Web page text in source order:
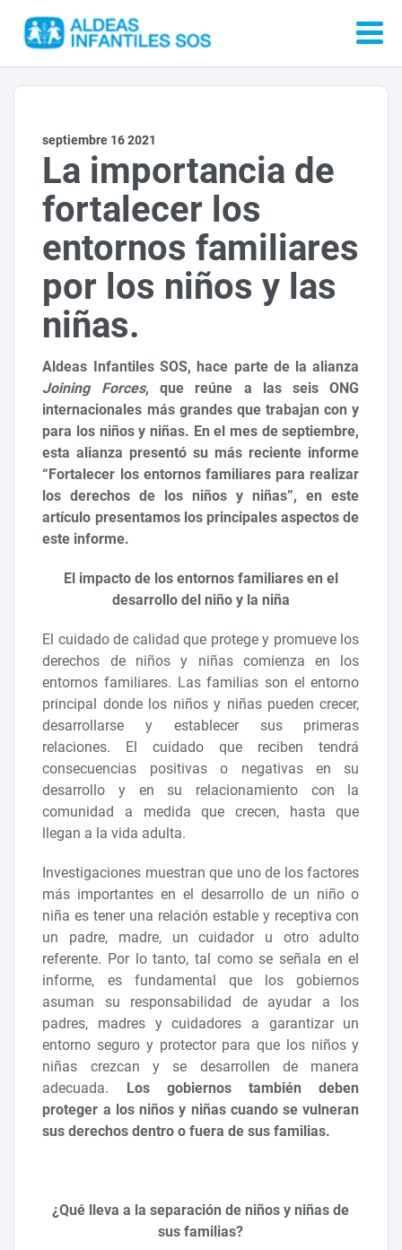
septiembre 16 2021
La importancia de
fortalecer los
entornos familiares
por los niños y las
niñas.
Aldeas Infantiles SOS, hace parte de la alianza
Joining Forces, que reúne a las seis ONG
internacionales más grandes que trabajan con y
para los niños y niñas. En el mes de septiembre,
esta alianza presentó su más reciente informe
“Fortalecer los entornos familiares para realizar
los derechos de los niños y niñas”, en este
artículo presentamos los principales aspectos de
este informe.
El impacto de los entornos familiares en el
desarrollo del niño y la niña
El cuidado de calidad que protege y promueve los
derechos de niños y niñas comienza en los
entornos familiares. Las familias son el entorno
principal donde los niños y niñas pueden crecer,
desarrollarse y establecer sus primeras
relaciones. El cuidado que reciben tendrá
consecuencias positivas o negativas en su
desarrollo y en su relacionamiento con la
comunidad a medida que crecen, hasta que
llegan a la vida adulta.
Investigaciones muestran que uno de los factores
más importantes en el desarrollo de un niño o
niña es tener una relación estable y receptiva con
un padre, madre, un cuidador u otro adulto
referente. Por lo tanto, tal como se señala en el
informe, es fundamental que los gobiernos
asuman su responsabilidad de ayudar a los
padres, madres y cuidadores a garantizar un
entorno seguro y protector para que los niños y
niñas crezcan y se desarrollen de manera
adecuada. Los gobiernos también deben
proteger a los niños y niñas cuando se vulneran
sus derechos dentro o fuera de sus familias.
¿Qué lleva a la separación de niños y niñas de
sus familias?